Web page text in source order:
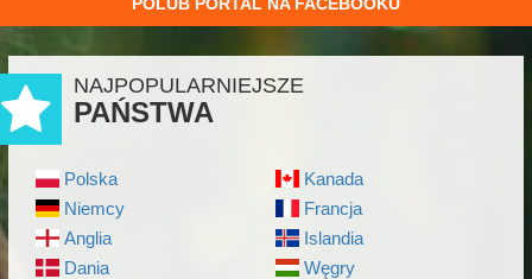
NAJPOPULARNIEJSZE
PAŃSTWA
Polska
Niemcy
Anglia
Dania
Kanada
Francja
Islandia
Węgry